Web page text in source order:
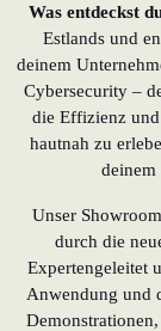
Was entdeckst
Estlands und
deinem
Cybersecurity –
die Effizienz
hautnah zu
Unser
durch die
Expertengeleitet
Anwendung und